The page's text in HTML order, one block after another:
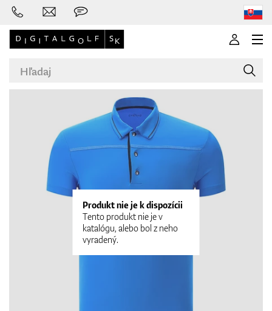
Značky
Palice
Oblečenie
Produkt nie je k dispozícii
Tento produkt nie je v
katalógu, alebo bol z neho
vyradený.